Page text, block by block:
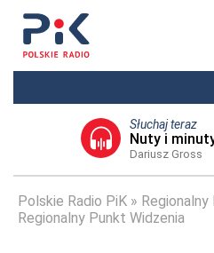
Słuchaj teraz
Nuty i
Dariusz Gross
Polskie Radio PiK
Regionalny Punkt Widzenia